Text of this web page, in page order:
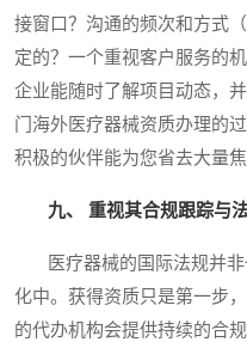
接窗口？沟通的频次和方式
定的？一个重视客户服务的
企业能随时了解项目动态，
门海外医疗器械资质办理的
积极的伙伴能为您省去大量焦
九、 重视其合规跟踪与
医疗器械的国际法规并非
化中。获得资质只是第一步
的代办机构会提供持续的合